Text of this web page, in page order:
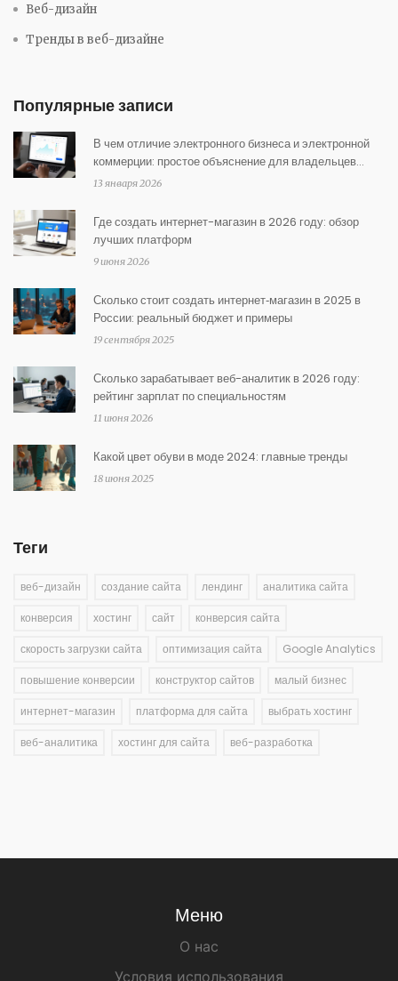
Веб-дизайн
Тренды в веб-дизайне
Популярные записи
В чем отличие электронного бизнеса и электронной
коммерции: простое объяснение для владельцев
интернет-магазинов
13 января 2026
Где создать интернет-магазин в 2026 году: обзор
лучших платформ
9 июня 2026
Сколько стоит создать интернет‑магазин в 2025 в
России: реальный бюджет и примеры
19 сентября 2025
Сколько зарабатывает веб-аналитик в 2026 году:
рейтинг зарплат по специальностям
11 июня 2026
Какой цвет обуви в моде 2024: главные тренды
18 июня 2025
Теги
веб-дизайн создание сайта лендинг аналитика сайта
конверсия хостинг сайт конверсия сайта
скорость загрузки сайта оптимизация сайта Google Analytics
повышение конверсии конструктор сайтов малый бизнес
интернет-магазин платформа для сайта выбрать хостинг
веб-аналитика хостинг для сайта веб-разработка
Меню
О нас
Условия использования